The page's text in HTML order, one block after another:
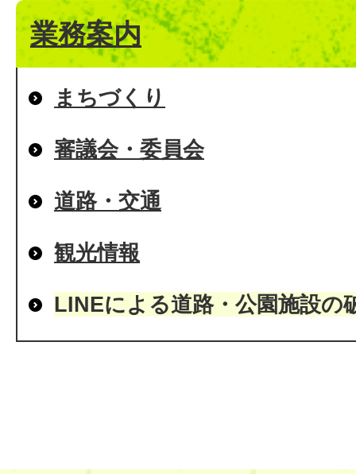
業務案内
まちづくり
審議会・委員会
道路・交通
観光情報
LINEによる道路・公園施設の